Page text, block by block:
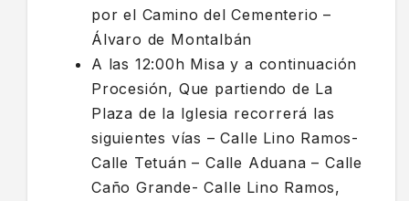
por el Camino del Cementerio –
Álvaro de Montalbán
A las 12:00h Misa y a continuación
Procesión, Que partiendo de La
Plaza de la Iglesia recorrerá las
siguientes vías – Calle Lino Ramos-
Calle Tetuán – Calle Aduana – Calle
Caño Grande- Calle Lino Ramos,